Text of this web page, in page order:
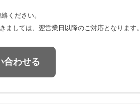
ください。
しては、翌営業日以降のご対応となります。
合わせる